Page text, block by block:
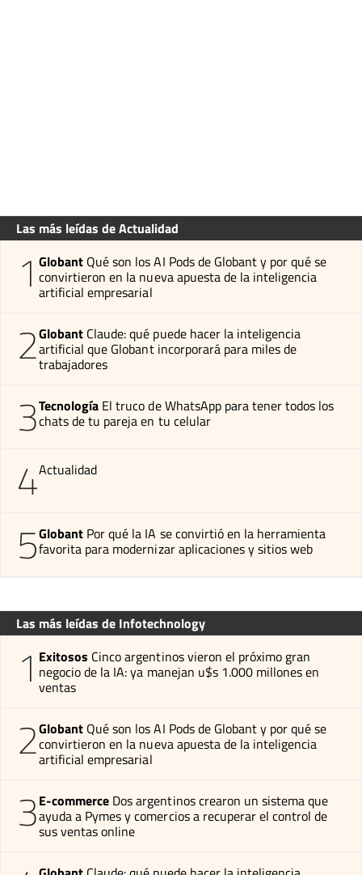
Las más leídas de Actualidad
1 Globant Qué son los AI Pods de Globant y por qué se
convirtieron en la nueva apuesta de la inteligencia
artificial empresarial
2Globant Claude: qué puede hacer la inteligencia
artificial que Globant incorporará para miles de
trabajadores
3Tecnología El truco de WhatsApp para tener todos los
chats de tu pareja en tu celular
4Actualidad
5Globant Por qué la IA se convirtió en la herramienta
favorita para modernizar aplicaciones y sitios web
Las más leídas de Infotechnology
1 Exitosos Cinco argentinos vieron el próximo gran
negocio de la IA: ya manejan u$s 1.000 millones en
ventas
2Globant Qué son los AI Pods de Globant y por qué se
convirtieron en la nueva apuesta de la inteligencia
artificial empresarial
3E-commerce Dos argentinos crearon un sistema que
ayuda a Pymes y comercios a recuperar el control de
sus ventas online